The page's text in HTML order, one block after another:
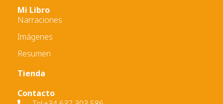
Mi Libro
Narraciones
Imágenes
Resumen
Tienda
Contacto